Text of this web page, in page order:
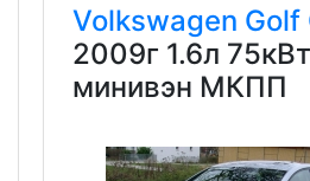
Volkswagen Golf
2009г 1.6л
минивэн МКПП